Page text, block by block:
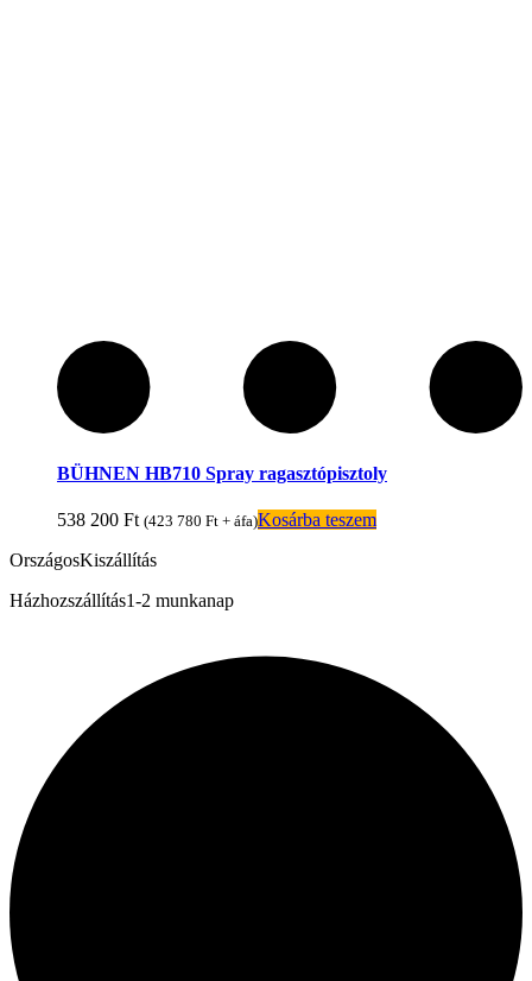
BÜHNEN HB710 Spray ragasztópisztoly
538 200 Ft (423 780 Ft + áfa)Kosárba teszem
OrszágosKiszállítás
Házhozszállítás1-2 munkanap